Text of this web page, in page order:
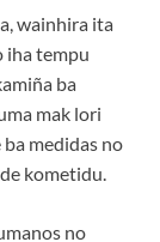
wainhira ita
iha tempu
ba
mak lori
ba medidas no
kometidu.
no